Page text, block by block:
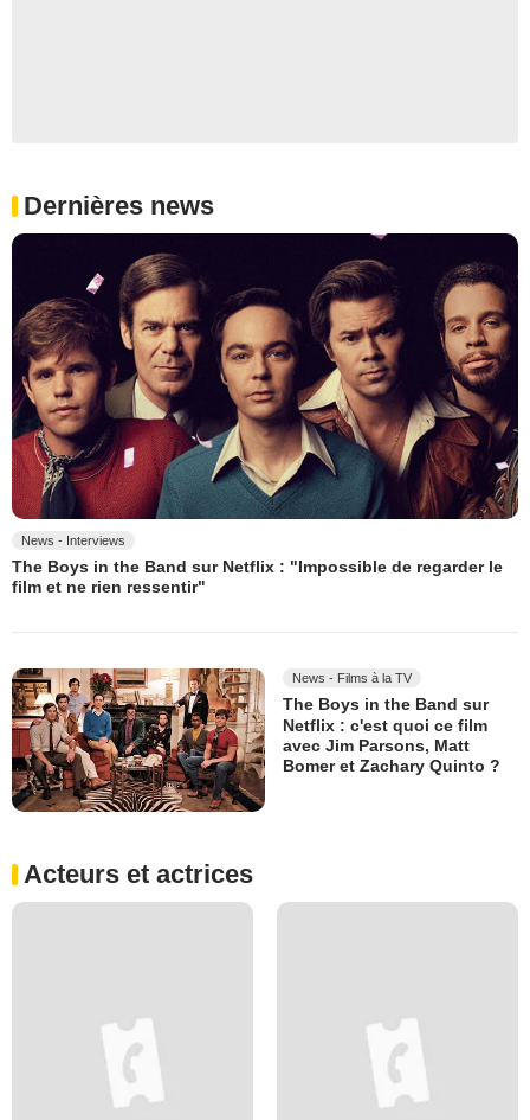
Dernières news
News - Interviews
The Boys in the Band sur Netflix : "Impossible de regarder le
film et ne rien ressentir"
News - Films à la TV
The Boys in the Band sur
Netflix : c'est quoi ce film
avec Jim Parsons, Matt
Bomer et Zachary Quinto ?
Acteurs et actrices